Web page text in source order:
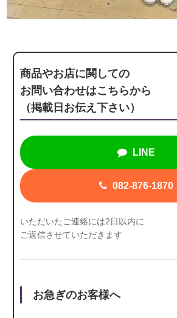
商品やお店に関しての
お問い合わせはこちらから
（掲載日お伝え下さい）
LINE
082-876-1870
いただいたご連絡には2日以内に
ご返信させていただきます
お急ぎのお客様へ